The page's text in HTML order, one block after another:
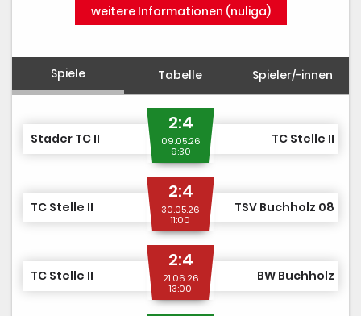
weitere Informationen (nuliga)
Spiele Tabelle Spieler/-innen
Stader TC II
2:4
09.05.26
9:30
TC Stelle II
TC Stelle II
2:4
30.05.26
11:00
TSV Buchholz 08
TC Stelle II
2:4
21.06.26
13:00
BW Buchholz